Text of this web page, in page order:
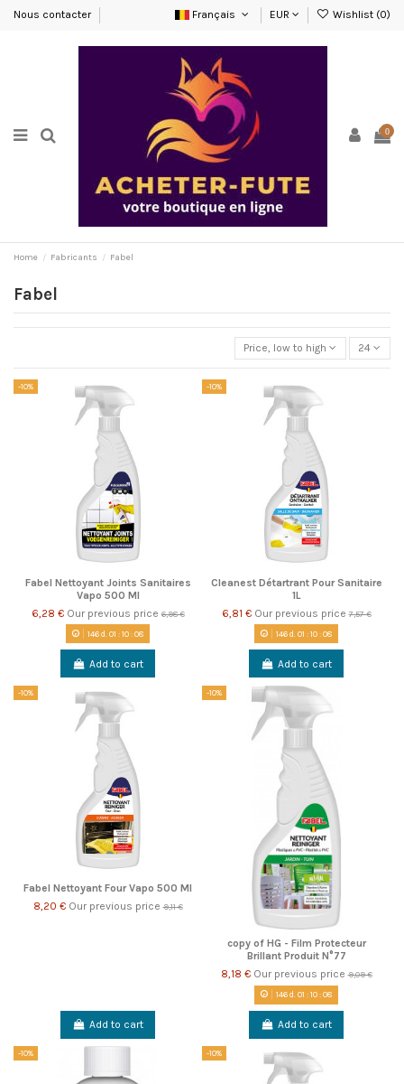
Nous contacter Français EUR Wishlist (0)
0
Home Fabricants Fabel
Fabel
Price, low to high 24
-10%
Fabel Nettoyant Joints Sanitaires
Vapo 500 Ml
6,28 € Our previous price 6,98 €
146d. 01 :10:08
Add to cart
-10%
Cleanest Détartrant Pour Sanitaire
1L
6,81 € Our previous price7,57 €
146d. 01 :10:08
Add to cart
-10%
Fabel Nettoyant Four Vapo 500 Ml
8,20 € Our previous price9,11 €
Add to cart
-10%
copy of HG - Film Protecteur
Brillant Produit N°77
8,18 € Our previous price9,09 €
146d.01 :10:08
Add to cart
-10% -10%